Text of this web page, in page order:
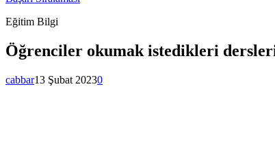
Eğitim Bilgi
Öğrenciler okumak istedikleri
cabbar13 Şubat 20230